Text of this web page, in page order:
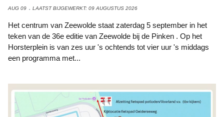
AUG 09 LAATST BIJGEWERKT: 09 AUGUSTUS 2026
Het centrum van Zeewolde staat zaterdag 5 september in het
teken van de 36e editie van Zeewolde bij de Pinken . Op het
Horsterplein is van zes uur 's ochtends tot vier uur 's middags
een programma met...
Bron: Puur Zeewolde